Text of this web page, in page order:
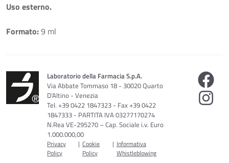
Uso esterno.
Formato:9 ml
Laboratorio della Farmacia S.p.A.
Via Abbate Tommaso 18 - 30020 Quarto
D'Altino - Venezia
Tel. +39 0422 1847323 - Fax +39 0422
1847333 - PARTITA IVA 03277170274
N.Rea VE-295270 – Cap. Sociale i.v. Euro
1.000.000,00
Privacy
Policy
| Cookie
Policy
| Informativa
Whistleblowing